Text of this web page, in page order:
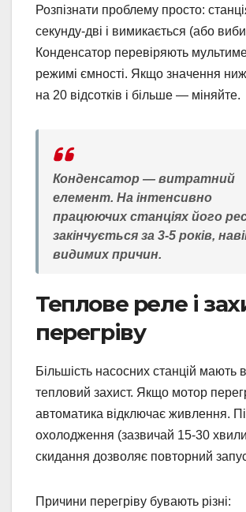
Розпізнати проблему просто:
секунду-дві і вимикається (або
Конденсатор перевіряють
режимі ємності. Якщо значення
на 20 відсотків і більше — міняйте.
Конденсатор — витратний
елемент. На інтенсивно
працюючих станціях його
закінчується за 3-5 років,
видимих причин.
Теплове реле і
перегріву
Більшість насосних станцій мають
тепловий захист. Якщо мотор
автоматика відключає живлення.
охолодження (зазвичай 15-30
скидання дозволяє повторний
Причини перегріву бувають різні: